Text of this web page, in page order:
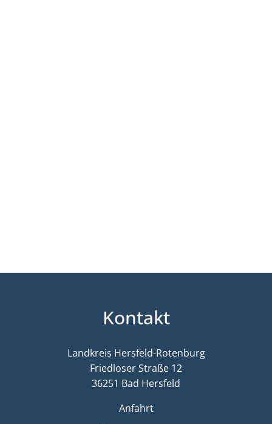
Kontakt
Landkreis Hersfeld-Rotenburg
Friedloser Straße 12
36251 Bad Hersfeld
Anfahrt